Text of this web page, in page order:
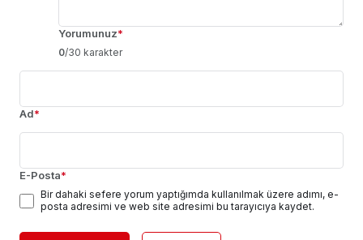
Yorumunuz*
0/30 karakter
Ad*
E-Posta*
Bir dahaki sefere yorum yaptığımda kullanılmak üzere adımı, e-
posta adresimi ve web site adresimi bu tarayıcıya kaydet.